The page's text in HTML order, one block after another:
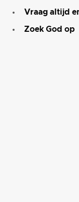
Vraag altijd
Zoek God op